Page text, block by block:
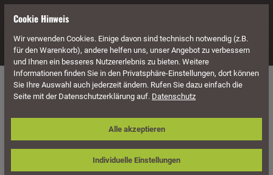
Navigation
Überdachung Terrassenüberdachungen
Skan Holz Terrassenüberdachung
Siena 648 x 250 cm, freistehend,
Cookie Hinweis
Wir verwenden Cookies. Einige davon sind technisch notwendig (z.B.
für den Warenkorb), andere helfen uns, unser Angebot zu verbessern
und Ihnen ein besseres Nutzererlebnis zu bieten. Weitere
Informationen finden Sie in den Privatsphäre-Einstellungen, dort können
Sie Ihre Auswahl auch jederzeit ändern. Rufen Sie dazu einfach die
Seite mit der Datenschutzerklärung auf. Datenschutz
Individuelle Einstellungen
Alle akzeptieren